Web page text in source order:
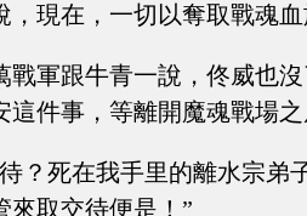
，現在，一切以奪取戰魂
戰軍跟牛青一說，佟威也
這件事，等離開魔魂戰場
？死在我手里的離水宗弟
來取交待便是！”